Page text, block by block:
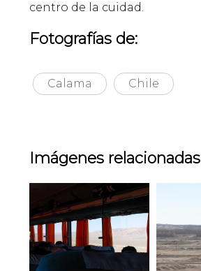
centro de la cuidad.
Fotografías de:
Calama Chile
Imágenes relacionadas